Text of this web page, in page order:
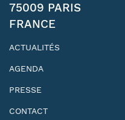
75009 PARIS
FRANCE
ACTUALITÉS
AGENDA
PRESSE
CONTACT